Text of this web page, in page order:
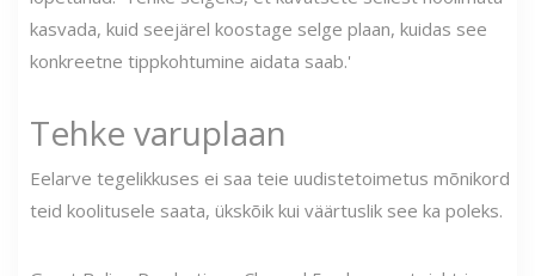
kasvada, kuid seejärel koostage selge plaan, kuidas see
konkreetne tippkohtumine aidata saab.'
Tehke varuplaan
Eelarve tegelikkuses ei saa teie uudistetoimetus mõnikord
teid koolitusele saata, ükskõik kui väärtuslik see ka poleks.